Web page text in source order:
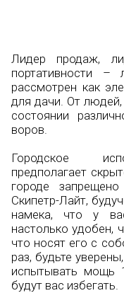
Лидер продаж,
портативности
рассмотрен как
для дачи. От людей,
состоянии
воров.
Городское
предполагает
городе
Скипетр-Лайт,
намека, что у
настолько удобен,
что носят его с
раз, будьте
испытывать мощь
будут вас избегать.